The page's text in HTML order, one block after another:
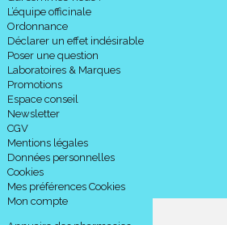
La
La
bon
L’équipe officinale
Ordonnance
Déclarer un effet indésirable
Poser une question
Laboratoires & Marques
Promotions
Espace conseil
Newsletter
CGV
Mentions légales
Données personnelles
Cookies
Mes préférences Cookies
Mon compte